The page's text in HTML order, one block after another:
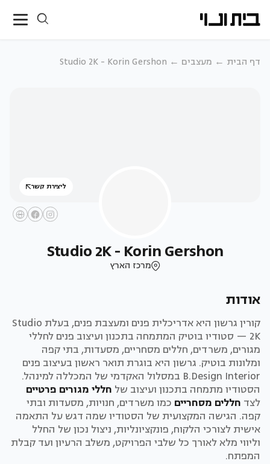
דף הבית מעצבים Studio 2K - Korin Gershon
Studio 2K - Korin Gershon
מרכז הארץ
ליצירת קשר
אודות
קורין גרשון היא אדריכלית פנים ומעצבת פנים, בעלת Studio
2K — סטודיו בוטיק המתמחה בתכנון ועיצוב פנים לחללי
מגורים, משרדים, חללים מסחריים, מסעדות, בתי קפה
ומלונות בוטיק. גרשון היא בוגרת תואר ראשון בעיצוב פנים
B.Design Interior במסלול האקדמי של המכללה למינהל.
הסטודיו מתמחה בתכנון ועיצוב של חללי מגורים פרטיים
לצד חללים מסחריים כמו משרדים, חנויות, מסעדות ובתי
קפה. הגישה המקצועית של הסטודיו שמה דגש על התאמה
אישית לצורכי הלקוח, פונקציונליות, ניצול נכון של החלל
וליווי מלא לאורך כל שלבי הפרויקט, משלב הרעיון ועד קבלת
המפתח.